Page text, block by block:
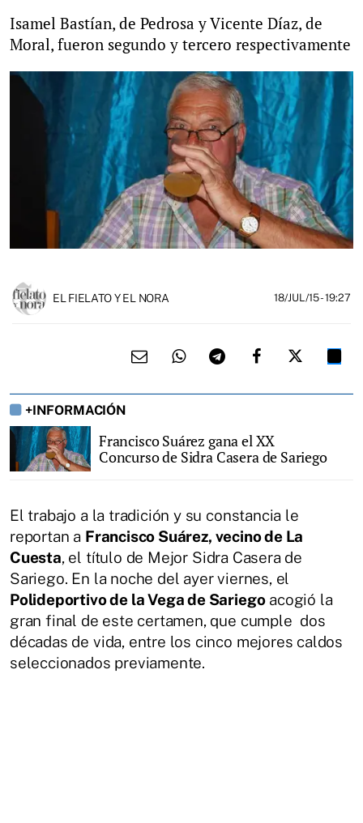
Isamel Bastían, de Pedrosa y Vicente Díaz, de
Moral, fueron segundo y tercero respectivamente
EL FIELATO Y EL NORA 18/JUL/15- 19:27
+INFORMACIÓN
Francisco Suárez gana el XX
Concurso de Sidra Casera de Sariego
El trabajo a la tradición y su constancia le
reportan a Francisco Suárez, vecino de La
Cuesta, el título de Mejor Sidra Casera de
Sariego. En la noche del ayer viernes, el
Polideportivo de la Vega de Sariegoacogió la
gran final de este certamen, que cumple dos
décadas de vida, entre los cinco mejores caldos
seleccionados previamente.